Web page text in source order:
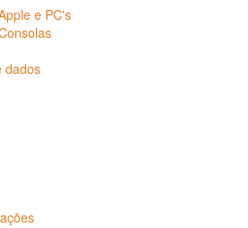
e PC's
dados